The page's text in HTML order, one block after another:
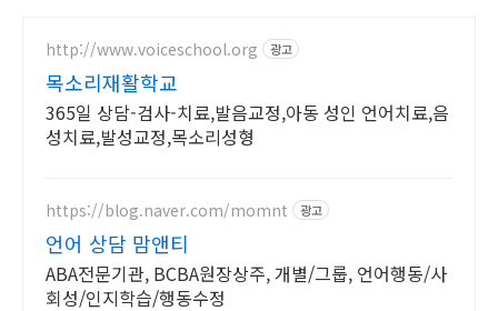
http://www.voiceschool.org 광고
목소리재활학교
365일 상담-검사-치료,발음교정,아동 성인 언어치료,음
성치료,발성교정,목소리성형
https://blog.naver.com/momnt 광고
언어 상담 맘앤티
ABA전문기관, BCBA원장상주, 개별/그룹, 언어행동/사
회성/인지학습/행동수정